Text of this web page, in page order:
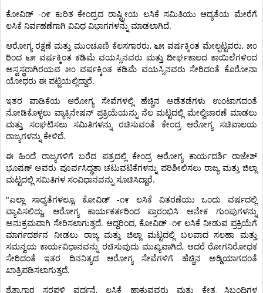
ಕೋವಿಡ್ -೧೯ ಕುರಿತ ಕೇಂದ್ರದ ರಾಷ್ಟ್ರೀಯ ಲಸಿಕೆ ಸಮಿತಿಯು ಆದ್ಯತೆಯ ಮೇರೆಗೆ
ಲಸಿಕೆ ನಿರ್ವಹಣೆಗಾಗಿ ವಿವಿಧ ವಿಭಾಗಗಳನ್ನು ಮಾಡಲಾಗಿದೆ.
ಆರೋಗ್ಯ ರಕ್ಷಣೆ ಮತ್ತು ಮುಂಚೂಣಿ ಕೆಲಸಗಾರರು,೬೫ ವರ್ಷಕ್ಕಿಂತ ಮೇಲ್ಪಟ್ಟವರು, ೫೦
ರಿಂದ ೬೫ ವರ್ಷಕ್ಕಿಂತ ಕಡಿಮೆ ವಯಸ್ಸಿನವರು ಮತ್ತು ದೀರ್ಘಕಾಲದ ಕಾಯಿಲೆಗಳಿಂದ
ಅಸ್ವಸ್ಥರಾಗಿರಯವ ೫೦ ವರ್ಷಕ್ಕಿಂತ ಕಡಿಮೆ ವಯಸ್ಸಿನವರು ಸೇರಿದಂತೆ
ಕೊರೋನಾ
ಯೋಧರು ಈ ಪಟ್ಟಿಯಲ್ಲಿದ್ದಾರೆ.
ಇತರ ವಾಡಿಕೆಯ ಆರೋಗ್ಯ ಸೇವೆಗಳಲ್ಲಿ ಹೆಚ್ಚಿನ ಅಡೆತಡೆಗಳು
ಉಂಟಾಗದಂತೆ
ನೋಡಿಕೊಳ್ಳಲು ವ್ಯಾಕ್ಸಿನೇಷನ್ ಪ್ರಕ್ರಿಯೆಯನ್ನು ನೆಲ ಮಟ್ಟದಲ್ಲಿ ಮೇಲ್ವಿಚಾರಣೆ ಮಾಡಲು
ಮತ್ತು
ಸಂಘಟಿಸಲು ಸಮಿತಿಗಳನ್ನು ರಚಿಸುವಂತೆ ಕೇಂದ್ರ ಆರೋಗ್ಯ
ಸಚಿವಾಲಯ
ರಾಜ್ಯಗಳನ್ನು ಕೇಳಿದೆ.
ಈ ಹಿಂದೆ ರಾಜ್ಯಗಳಿಗೆ ಬರೆದ ಪತ್ರದಲ್ಲಿ ಕೇಂದ್ರ ಆರೋಗ್ಯ ಕಾರ್ಯದರ್ಶಿ
ರಾಜೇಶ್
ಭೂಷಣ್ ಅವರು ಪೂರ್ವಸಿದ್ಧತಾ ಚಟುವಟಿಕೆಗಳನ್ನು ಪರಿಶೀಲಿಸಲು ರಾಜ್ಯ ಮತ್ತು ಜಿಲ್ಲಾ
ಮಟ್ಟದಲ್ಲಿ ಸಮಿತಿಗಳ ಸಂವಿಧಾನವನ್ನು ಸೂಚಿಸಿದ್ದಾರೆ.
"ಎಲ್ಲಾ ಸಾಧ್ಯತೆಗಳಲ್ಲೂ,ಕೋವಿಡ್ -೧೯ ಲಸಿಕೆ ವಿತರಣೆಯು ಒಂದು
ವರ್ಷದಲ್ಲಿ
ವ್ಯಾಪಿಸಲಿದ್ದು, ಆರೋಗ್ಯ ಕಾರ್ಯಕರ್ತರಿಂದ ಪ್ರಾರಂಭಿಸಿ ಅನೇಕ
ಗುಂಪುಗಳನ್ನು
ಅನುಕ್ರಮವಾಗಿ ಸೇರಿಸಲಾಗುತ್ತದೆ. ಆದ್ದರಿಂದ, ಕೋವಿಡ್-೧೯ ಲಸಿಕೆ ನೀಡುವ ಪ್ರಕ್ರಿಯೆಗೆ
ಮಾರ್ಗದರ್ಶನ
ನೀಡಲು ರಾಜ್ಯ ಮತ್ತು ಜಿಲ್ಲಾ ಮಟ್ಟದಲ್ಲಿ ಬಲವಾದ ಸಲಹಾ
ಮತ್ತು
ಸಮನ್ವಯ ಕಾರ್ಯವಿಧಾನವನ್ನು ರಚಿಸುವುದು ಮುಖ್ಯವಾಗಿದೆ, ಆದರೆ ರೋಗನಿರೋಧಕ
ಸೇರಿದಂತೆ
ಇತರ ದಿನನಿತ್ಯದ ಆರೋಗ್ಯ ಸೇವೆಗಳಿಗೆ ಹೆಚ್ಚಿನ
ಅಡ್ಡಿಯಾಗದಂತೆ
ಖಾತ್ರಿಪಡಿಸಲಾಗುತ್ತದೆ.
ಶೈತ್ಯಾಗಾರ ಸರಪಳಿ ವರ್ಧನೆ,ಲಸಿಕೆ ಹಾಕುವವರು ಮತ್ತು ಕ್ಷೇತ್ರ ಸಿಬ್ಬಂದಿಗಳ